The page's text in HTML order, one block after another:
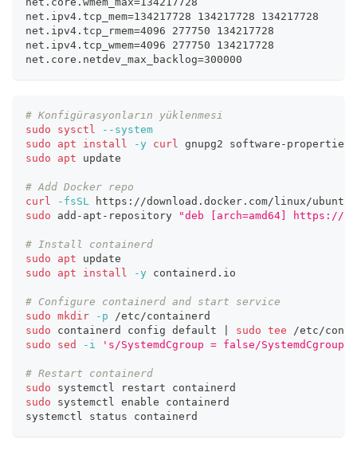
net.ipv4.tcp_mem=134217728 134217728 134217728
net.ipv4.tcp_rmem=4096 277750 134217728
net.ipv4.tcp_wmem=4096 277750 134217728
net.core.netdev_max_backlog=300000
# Konfigürasyonların yüklenmesi
sudo
sysctl
--system
sudo
apt install -y curl
gnupg2 software-
sudo
apt update
# Add Docker repo
curl
-fsSL
https://download.docker.com/linux/
sudo add-apt-repository "deb [arch=amd64] https://
# Install containerd
sudo
apt update
sudo
apt install -y containerd.io
# Configure containerd and start service
sudo mkdir -p /etc/containerd
sudo containerd config default sudo tee /etc/
sudo
sed -i 's/SystemdCgroup = false/
# Restart containerd
sudo systemctl restart containerd
sudo systemctl enable containerd
systemctl status containerd